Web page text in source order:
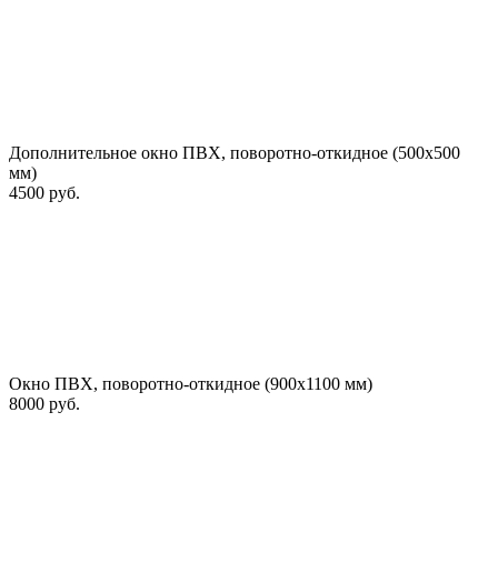
Дополнительное окно ПВХ, поворотно-откидное (500х500
мм)
4500 руб.
Окно ПВХ, поворотно-откидное (900х1100 мм)
8000 руб.